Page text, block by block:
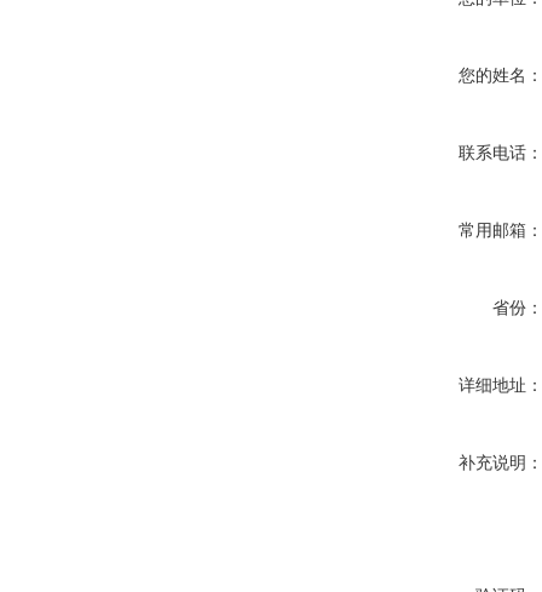
您的姓名：
联系电话：
常用邮箱：
省份：
详细地址：
补充说明：